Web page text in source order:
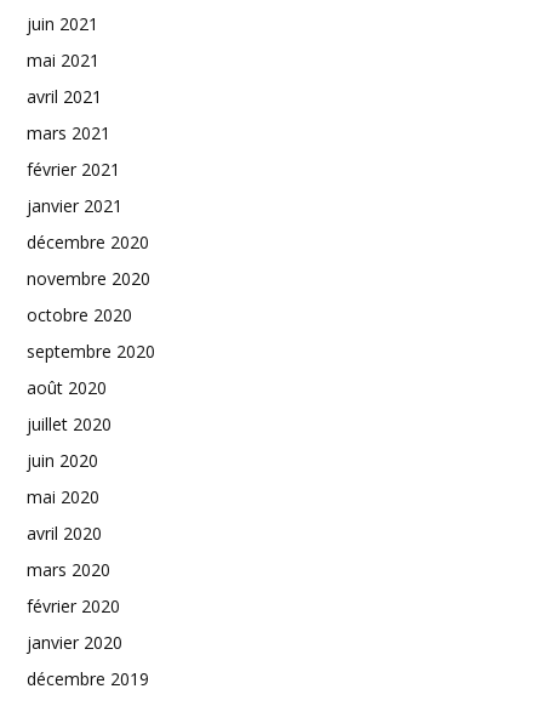
juin 2021
mai 2021
avril 2021
mars 2021
février 2021
janvier 2021
décembre 2020
novembre 2020
octobre 2020
septembre 2020
août 2020
juillet 2020
juin 2020
mai 2020
avril 2020
mars 2020
février 2020
janvier 2020
décembre 2019